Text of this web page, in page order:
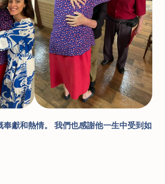
獻和熱情。 我們也感謝他一生中受到如